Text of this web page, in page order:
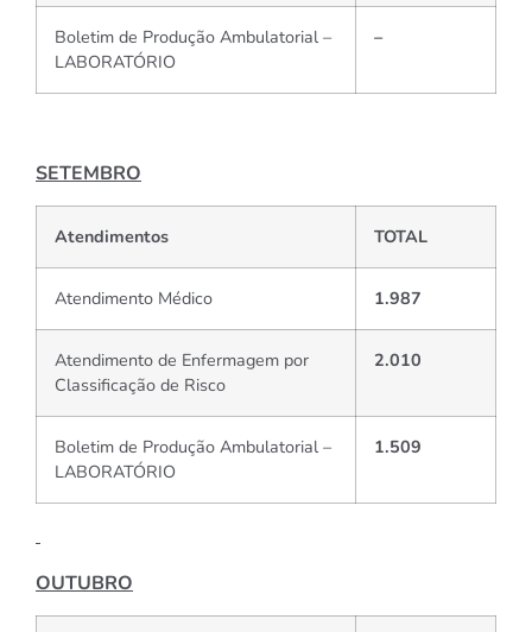
Boletim de Produção Ambulatorial –
LABORATÓRIO
–
SETEMBRO
Atendimentos TOTAL
Atendimento Médico 1.987
Atendimento de Enfermagem por
Classificação de Risco
2.010
Boletim de Produção Ambulatorial –
LABORATÓRIO
1.509
OUTUBRO